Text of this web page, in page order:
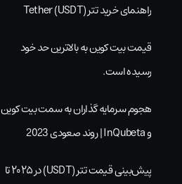
راهنمای خرید تتر Tether (USDT)
قیمت بیت کوین به بالاترین حد خود
رسیده است.
هجوم سرمایه گذاران به سمت بیت کوین
و InQubeta | روند صعودی 2023
پیش‌بینی قیمت تتر (USDT) در ۲۰۲۵ تا